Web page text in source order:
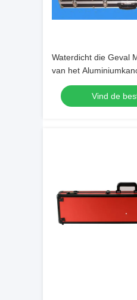
Waterdicht die Geval
van het
Carry Handguns
Vind de